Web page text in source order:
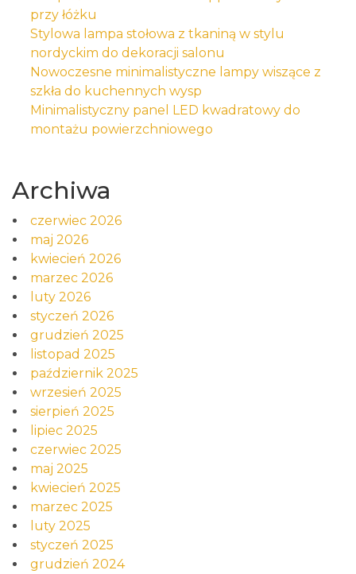
przy łóżku
Stylowa lampa stołowa z tkaniną w stylu
nordyckim do dekoracji salonu
Nowoczesne minimalistyczne lampy wiszące z
szkła do kuchennych wysp
Minimalistyczny panel LED kwadratowy do
montażu powierzchniowego
Archiwa
czerwiec 2026
maj 2026
kwiecień 2026
marzec 2026
luty 2026
styczeń 2026
grudzień 2025
listopad 2025
październik 2025
wrzesień 2025
sierpień 2025
lipiec 2025
czerwiec 2025
maj 2025
kwiecień 2025
marzec 2025
luty 2025
styczeń 2025
grudzień 2024